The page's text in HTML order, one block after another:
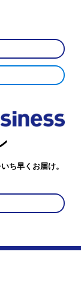
ち早くお届け。